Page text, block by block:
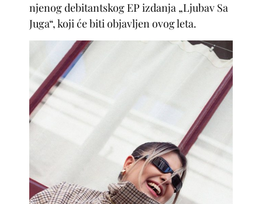
njenog debitantskog EP izdanja „Ljubav Sa
Juga“, koji će biti objavljen ovog leta.